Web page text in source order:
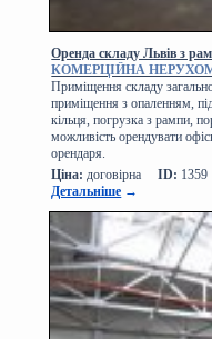
Оренда складу Львів з
КОМЕРЦІЙНА
Приміщення складу
приміщення з опаленням,
кільця, погрузка з рампи,
можливість орендувати
орендаря.
Ціна: договірна ID: 1359
Детальніше →